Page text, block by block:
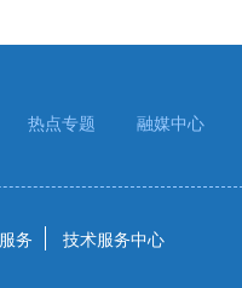
热点专题 融媒中心
务 技术服务中心